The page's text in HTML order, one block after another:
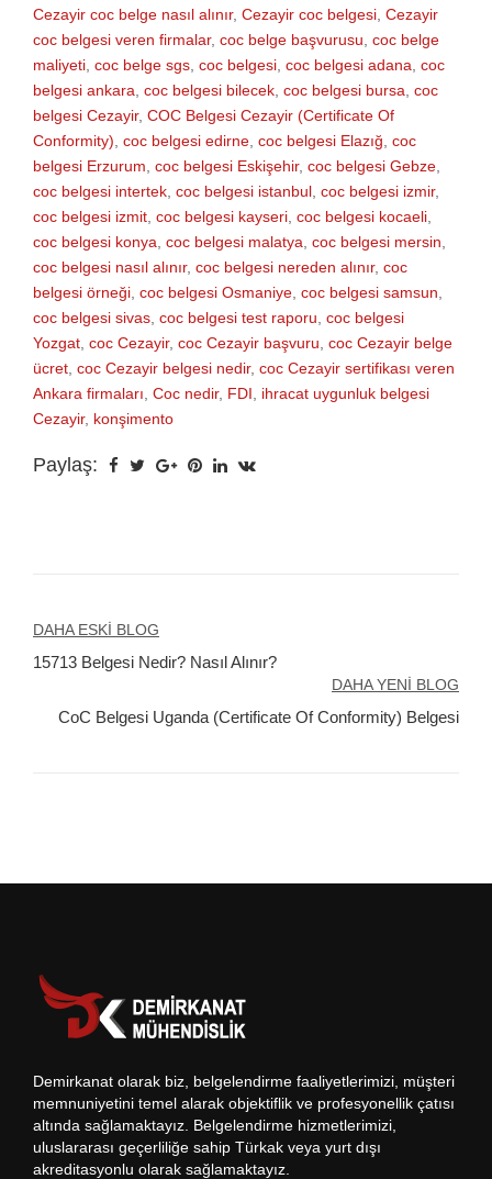
Cezayir coc belge nasıl alınır, Cezayir coc belgesi, Cezayir
coc belgesi veren firmalar, coc belge başvurusu, coc belge
maliyeti, coc belge sgs, coc belgesi, coc belgesi adana, coc
belgesi ankara, coc belgesi bilecek, coc belgesi bursa, coc
belgesi Cezayir, COC Belgesi Cezayir (Certificate Of
Conformity), coc belgesi edirne, coc belgesi Elazığ, coc
belgesi Erzurum, coc belgesi Eskişehir, coc belgesi Gebze,
coc belgesi intertek, coc belgesi istanbul, coc belgesi izmir,
coc belgesi izmit, coc belgesi kayseri, coc belgesi kocaeli,
coc belgesi konya, coc belgesi malatya, coc belgesi mersin,
coc belgesi nasıl alınır, coc belgesi nereden alınır, coc
belgesi örneği, coc belgesi Osmaniye, coc belgesi samsun,
coc belgesi sivas, coc belgesi test raporu, coc belgesi
Yozgat, coc Cezayir, coc Cezayir başvuru, coc Cezayir belge
ücret, coc Cezayir belgesi nedir, coc Cezayir sertifikası veren
Ankara firmaları, Coc nedir, FDI, ihracat uygunluk belgesi
Cezayir, konşimento
Paylaş:
Yazı
gezinmesi
DAHA ESKI BLOG
15713 Belgesi Nedir? Nasıl Alınır?
DAHA YENI BLOG
CoC Belgesi Uganda (Certificate Of Conformity) Belgesi
Demirkanat olarak biz, belgelendirme faaliyetlerimizi, müşteri
memnuniyetini temel alarak objektiflik ve profesyonellik çatısı
altında sağlamaktayız. Belgelendirme hizmetlerimizi,
uluslararası geçerliliğe sahip Türkak veya yurt dışı
akreditasyonlu olarak sağlamaktayız.